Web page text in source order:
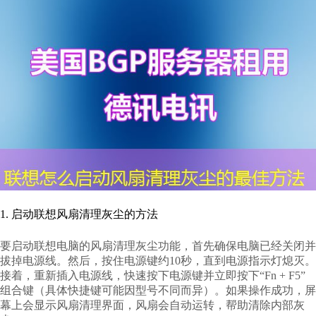
1. 启动联想风扇清理灰尘的方法
要启动联想电脑的风扇清理灰尘功能，首先确保电脑已经关闭并
拔掉电源线。然后，按住电源键约10秒，直到电源指示灯熄灭。
接着，重新插入电源线，快速按下电源键并立即按下“Fn + F5”
组合键（具体快捷键可能因型号不同而异）。如果操作成功，屏
幕上会显示风扇清理界面，风扇会自动运转，帮助清除内部灰